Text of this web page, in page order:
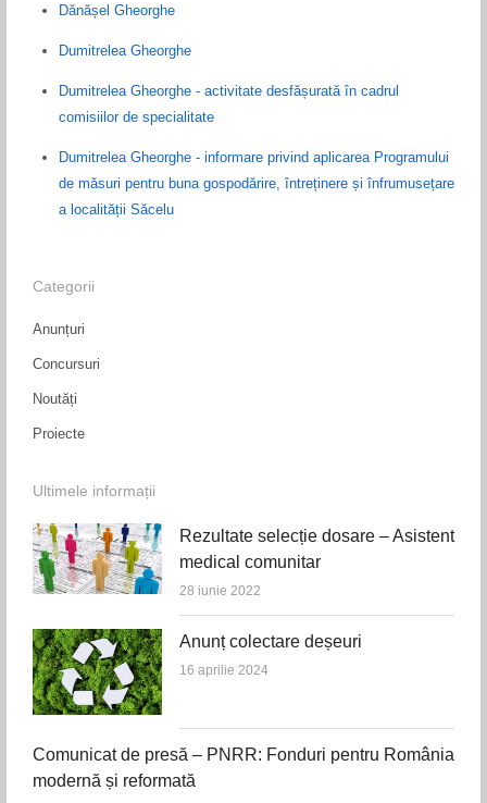
Dănășel Gheorghe
Dumitrelea Gheorghe
Dumitrelea Gheorghe - activitate desfășurată în cadrul
comisiilor de specialitate
Dumitrelea Gheorghe - informare privind aplicarea Programului
de măsuri pentru buna gospodărire, întreținere și înfrumusețare
a localității Săcelu
Categorii
Anunțuri
Concursuri
Noutăți
Proiecte
Ultimele informații
Rezultate selecție dosare – Asistent
medical comunitar
28 iunie 2022
Anunț colectare deșeuri
16 aprilie 2024
Comunicat de presă – PNRR: Fonduri pentru România
modernă și reformată